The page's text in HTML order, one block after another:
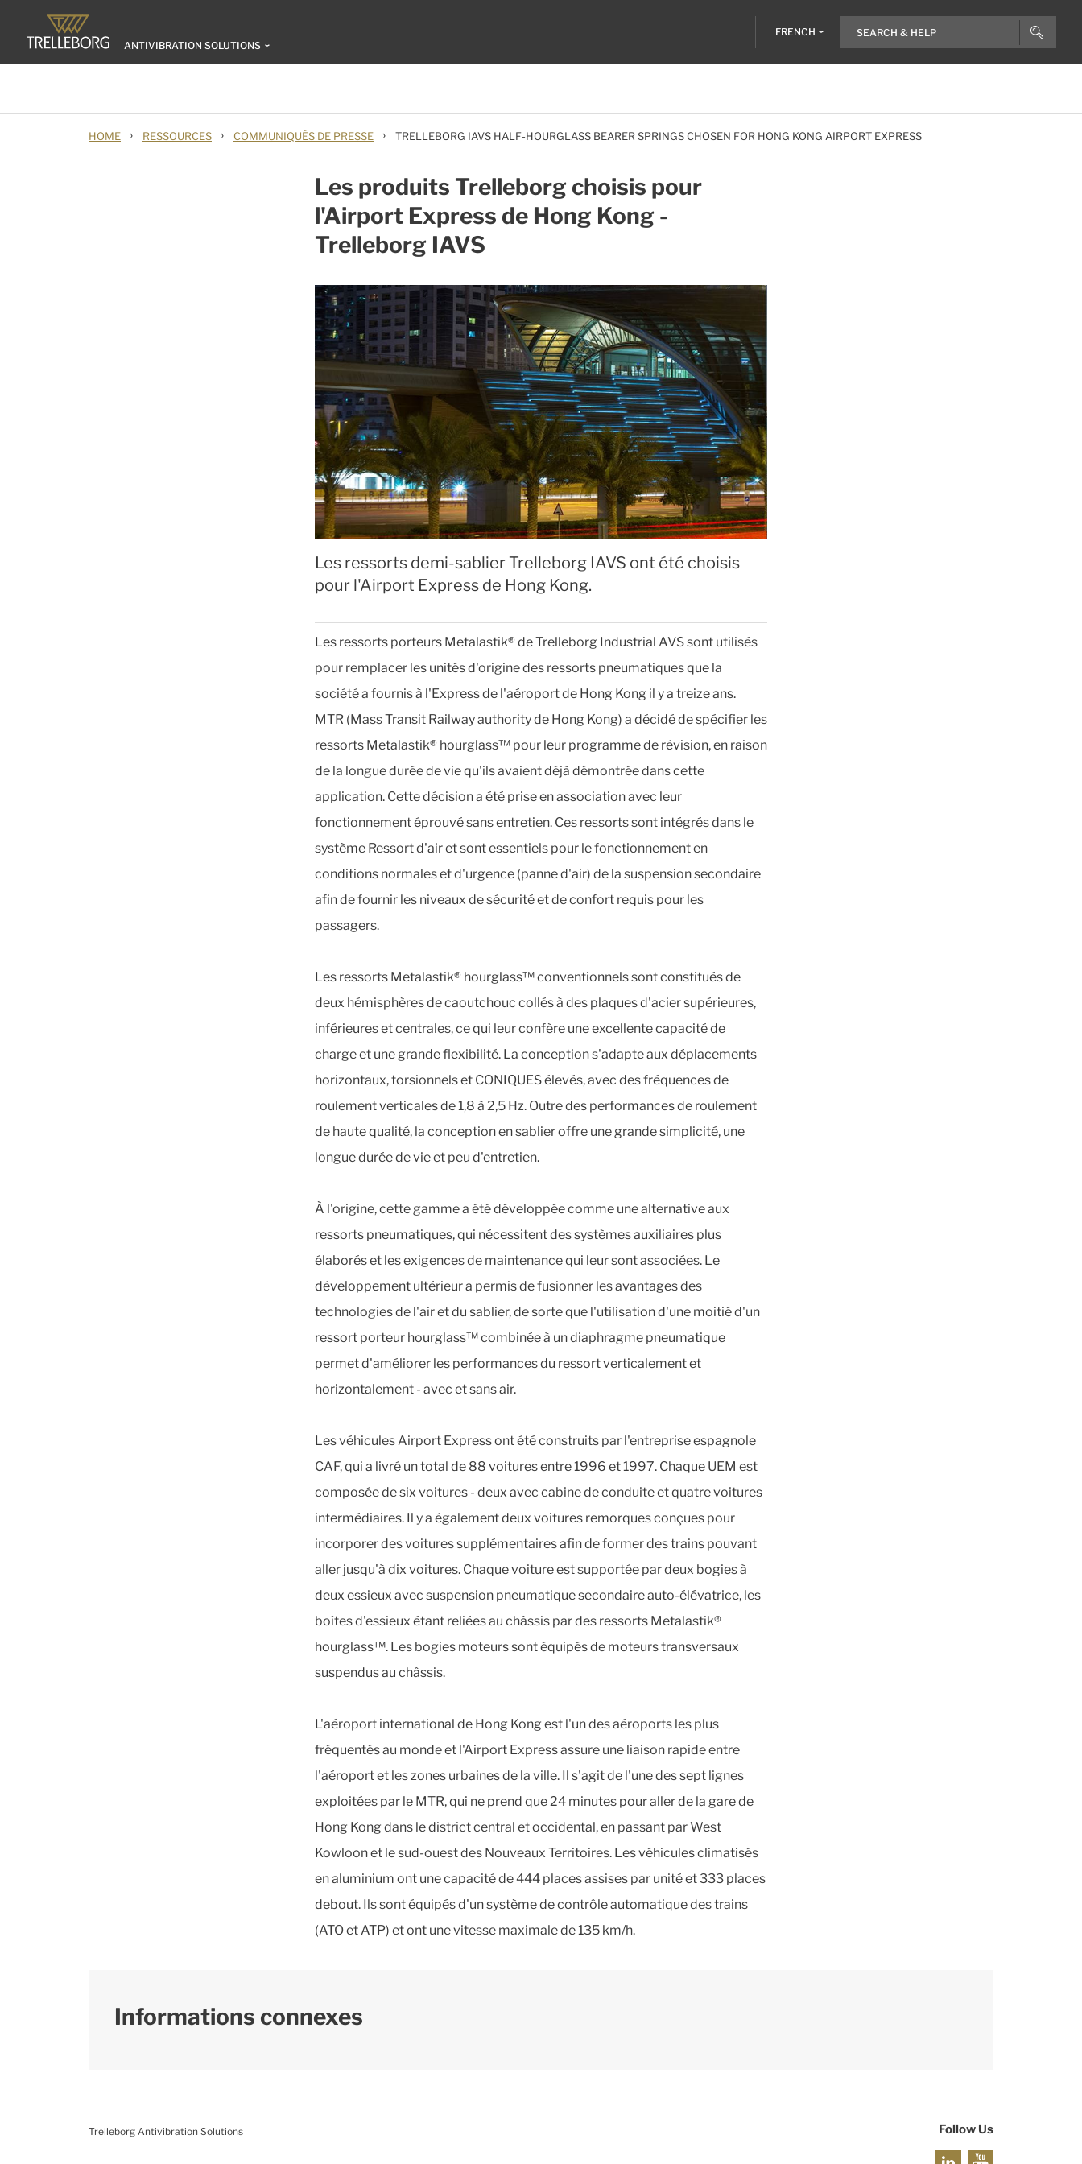
ANTIVIBRATION SOLUTIONS
FRENCH
HOME › RESSOURCES › COMMUNIQUÉS DE PRESSE › TRELLEBORG IAVS HALF-HOURGLASS BEARER SPRINGS CHOSEN FOR HONG KONG AIRPORT EXPRESS
Les produits Trelleborg choisis pour
l'Airport Express de Hong Kong -
Trelleborg IAVS
Les ressorts demi-sablier Trelleborg IAVS ont été choisis
pour l'Airport Express de Hong Kong.
Les ressorts porteurs Metalastik® de Trelleborg Industrial AVS sont utilisés
pour remplacer les unités d'origine des ressorts pneumatiques que la
société a fournis à l'Express de l'aéroport de Hong Kong il y a treize ans.
MTR (Mass Transit Railway authority de Hong Kong) a décidé de spécifier les
ressorts Metalastik® hourglass™ pour leur programme de révision, en raison
de la longue durée de vie qu'ils avaient déjà démontrée dans cette
application. Cette décision a été prise en association avec leur
fonctionnement éprouvé sans entretien. Ces ressorts sont intégrés dans le
système Ressort d'air et sont essentiels pour le fonctionnement en
conditions normales et d'urgence (panne d'air) de la suspension secondaire
afin de fournir les niveaux de sécurité et de confort requis pour les
passagers.
Les ressorts Metalastik® hourglass™ conventionnels sont constitués de
deux hémisphères de caoutchouc collés à des plaques d'acier supérieures,
inférieures et centrales, ce qui leur confère une excellente capacité de
charge et une grande flexibilité. La conception s'adapte aux déplacements
horizontaux, torsionnels et CONIQUES élevés, avec des fréquences de
roulement verticales de 1,8 à 2,5 Hz. Outre des performances de roulement
de haute qualité, la conception en sablier offre une grande simplicité, une
longue durée de vie et peu d'entretien.
À l'origine, cette gamme a été développée comme une alternative aux
ressorts pneumatiques, qui nécessitent des systèmes auxiliaires plus
élaborés et les exigences de maintenance qui leur sont associées. Le
développement ultérieur a permis de fusionner les avantages des
technologies de l'air et du sablier, de sorte que l'utilisation d'une moitié d'un
ressort porteur hourglass™ combinée à un diaphragme pneumatique
permet d'améliorer les performances du ressort verticalement et
horizontalement - avec et sans air.
Les véhicules Airport Express ont été construits par l'entreprise espagnole
CAF, qui a livré un total de 88 voitures entre 1996 et 1997. Chaque UEM est
composée de six voitures - deux avec cabine de conduite et quatre voitures
intermédiaires. Il y a également deux voitures remorques conçues pour
incorporer des voitures supplémentaires afin de former des trains pouvant
aller jusqu'à dix voitures. Chaque voiture est supportée par deux bogies à
deux essieux avec suspension pneumatique secondaire auto-élévatrice, les
boîtes d'essieux étant reliées au châssis par des ressorts Metalastik®
hourglass™. Les bogies moteurs sont équipés de moteurs transversaux
suspendus au châssis.
L'aéroport international de Hong Kong est l'un des aéroports les plus
fréquentés au monde et l'Airport Express assure une liaison rapide entre
l'aéroport et les zones urbaines de la ville. Il s'agit de l'une des sept lignes
exploitées par le MTR, qui ne prend que 24 minutes pour aller de la gare de
Hong Kong dans le district central et occidental, en passant par West
Kowloon et le sud-ouest des Nouveaux Territoires. Les véhicules climatisés
en aluminium ont une capacité de 444 places assises par unité et 333 places
debout. Ils sont équipés d'un système de contrôle automatique des trains
(ATO et ATP) et ont une vitesse maximale de 135 km/h.
Informations connexes
Trelleborg Antivibration Solutions Follow Us